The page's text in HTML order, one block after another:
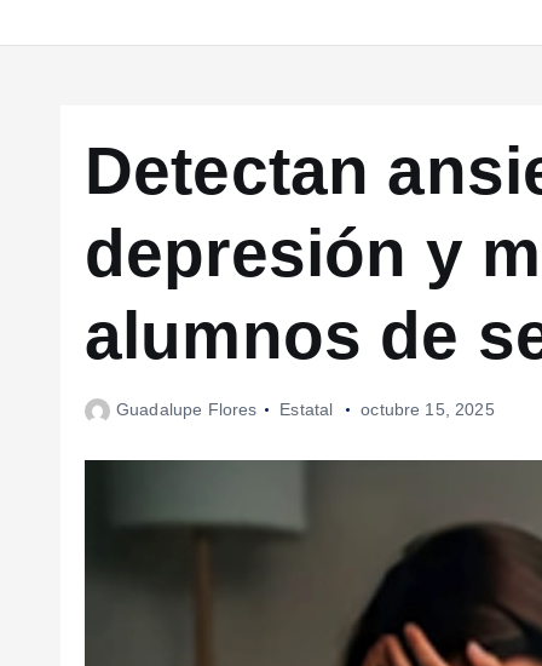
Detectan
depresión y
alumnos de
Guadalupe Flores Estatal octubre 15, 2025